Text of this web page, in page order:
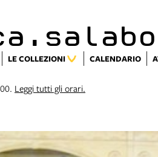
LE COLLEZIONI CALENDARIO
Leggi tutti gli orari.